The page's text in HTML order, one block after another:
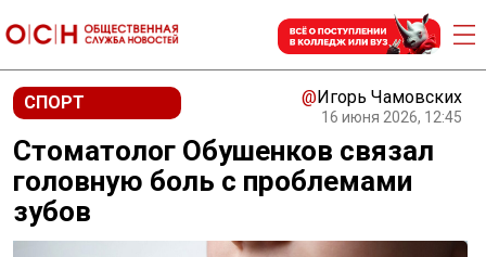
СПОРТ @Игорь Чамовских
16 июня 2026, 12:45
Стоматолог Обушенков связал
головную боль с проблемами
зубов